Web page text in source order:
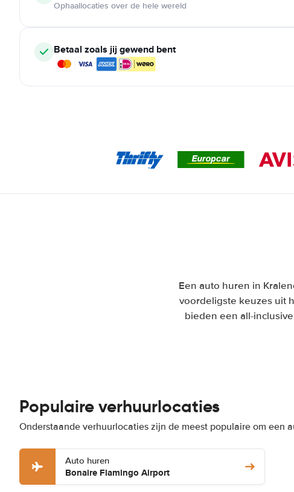
Ophaallocaties over de hele wereld
Betaal zoals jij gewend bent
Een auto huren in
voordeligste keuzes uit
bieden een all-
Populaire verhuurlocaties
Onderstaande verhuurlocaties zijn de meest populaire om een
Auto huren
Bonaire Flamingo Airport